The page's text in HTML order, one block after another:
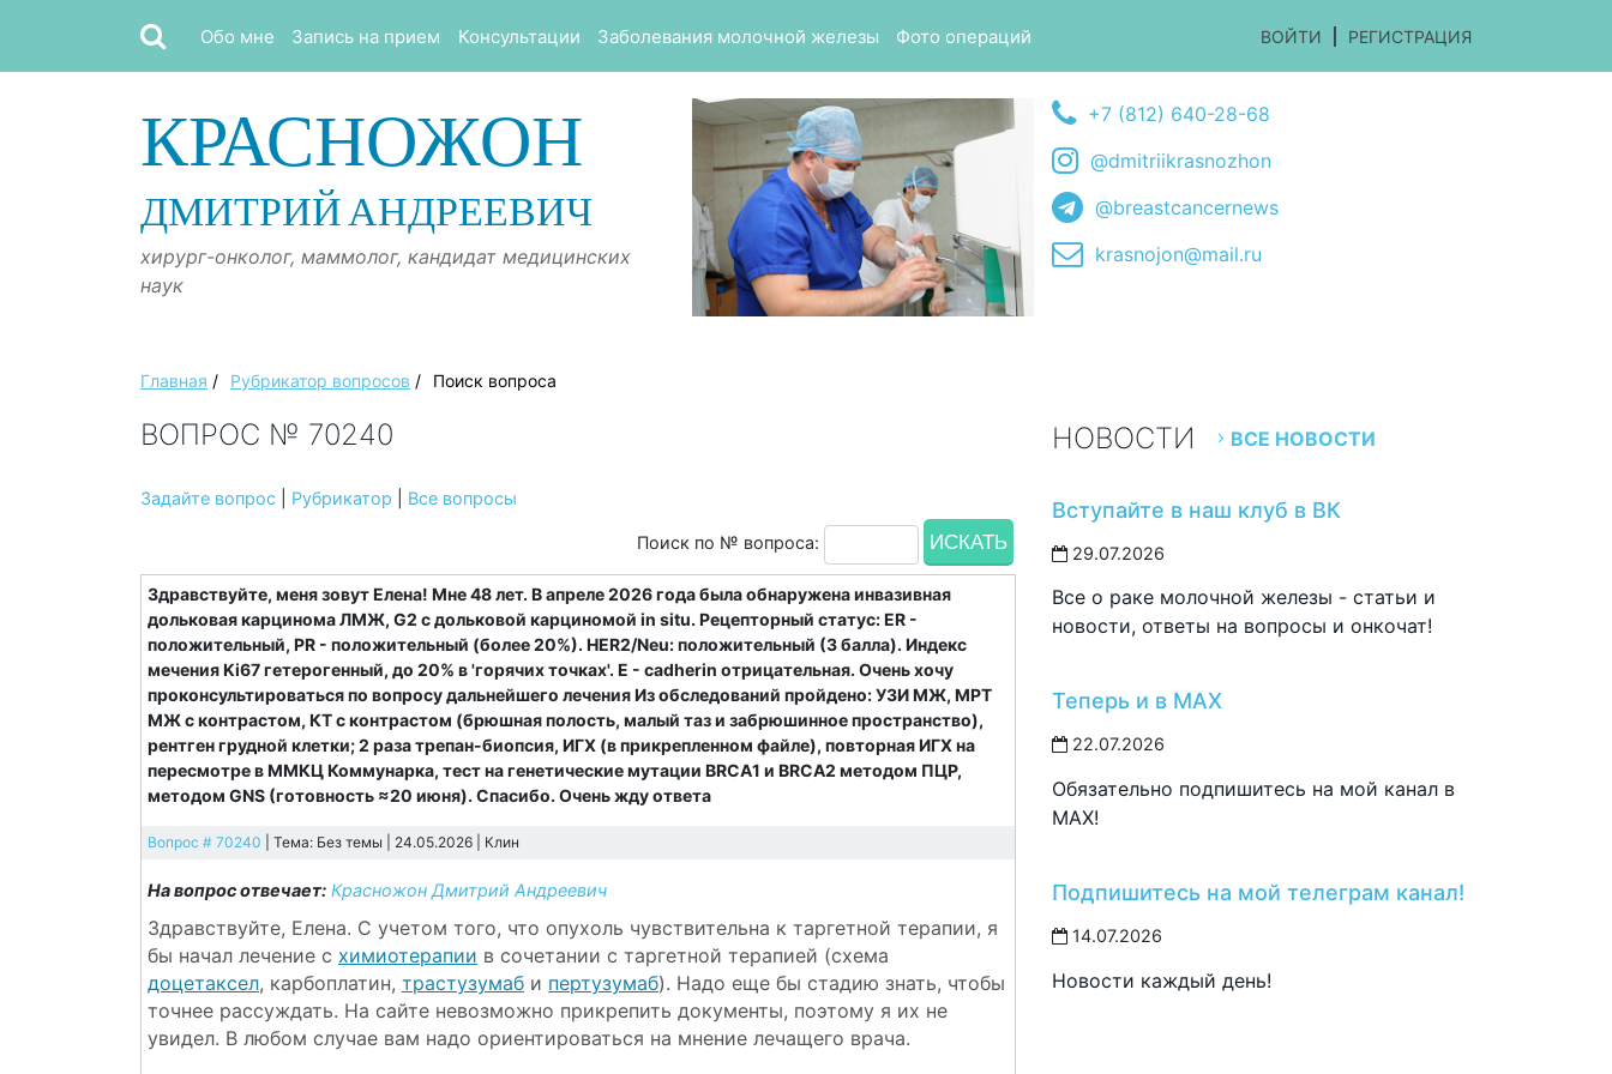
Обо мне Запись на прием Консультации Заболевания молочной железы Фото операций ВОЙТИ РЕГИСТРАЦИЯ
КРАСНОЖОН
ДМИТРИЙ АНДРЕЕВИЧ
хирург-онколог, маммолог, кандидат медицинских
наук
+7 (812) 640-28-68
@dmitriikrasnozhon
@breastcancernews
krasnojon@mail.ru
Главная / Рубрикатор вопросов / Поиск вопроса
ВОПРОС № 70240
Задайте вопрос Рубрикатор Все вопросы
Поиск по № вопроса:
Здравствуйте, меня зовут Елена! Мне 48 лет. В апреле 2026 года была обнаружена инвазивная
дольковая карцинома ЛМЖ, G2 с дольковой карциномой in situ. Рецепторный статус: ER -
положительный, PR - положительный (более 20%). HER2/Neu: положительный (3 балла). Индекс
мечения Ki67 гетерогенный, до 20% в 'горячих точках'. E - cadherin отрицательная. Очень хочу
проконсультироваться по вопросу дальнейшего лечения Из обследований пройдено: УЗИ МЖ, МРТ
МЖ с контрастом, КТ с контрастом (брюшная полость, малый таз и забрюшинное пространство),
рентген грудной клетки; 2 раза трепан-биопсия, ИГХ (в прикрепленном файле), повторная ИГХ на
пересмотре в ММКЦ Коммунарка, тест на генетические мутации BRCA1 и BRCA2 методом ПЦР,
методом GNS (готовность ≈20 июня). Спасибо. Очень жду ответа
Вопрос # 70240 | Тема: Без темы | 24.05.2026 | Клин
На вопрос отвечает: Красножон Дмитрий Андреевич
Здравствуйте, Елена. С учетом того, что опухоль чувствительна к таргетной терапии, я
бы начал лечение с химиотерапии в сочетании с таргетной терапией (схема
доцетаксел, карбоплатин, трастузумаб и пертузумаб). Надо еще бы стадию знать, чтобы
точнее рассуждать. На сайте невозможно прикрепить документы, поэтому я их не
увидел. В любом случае вам надо ориентироваться на мнение лечащего врача.
НОВОСТИ ВСЕ НОВОСТИ
Вступайте в наш клуб в ВК
29.07.2026
Все о раке молочной железы - статьи и
новости, ответы на вопросы и онкочат!
Теперь и в MAX
22.07.2026
Обязательно подпишитесь на мой канал в
MAX!
Подпишитесь на мой телеграм канал!
14.07.2026
Новости каждый день!